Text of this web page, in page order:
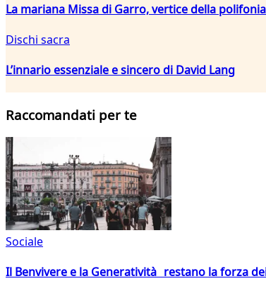
La mariana Missa di Garro, vertice della
Dischi sacra
L’innario essenziale e sincero di David Lang
Raccomandati per te
Sociale
Il Benvivere e la Generatività restano la forza